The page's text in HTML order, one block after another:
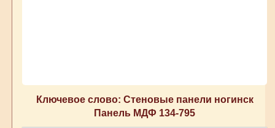
Ключевое слово: Стеновые панели ногинск
Панель МДФ 134-795